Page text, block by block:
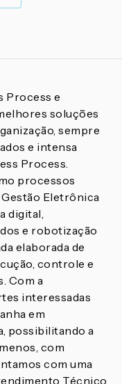
Process e
soluções
sempre
e intensa
Process.
processos
Eletrônica
digital,
e robotização
elaborada de
controle e
Com a
interessadas
em
possibilitando a
com
com uma
Técnico